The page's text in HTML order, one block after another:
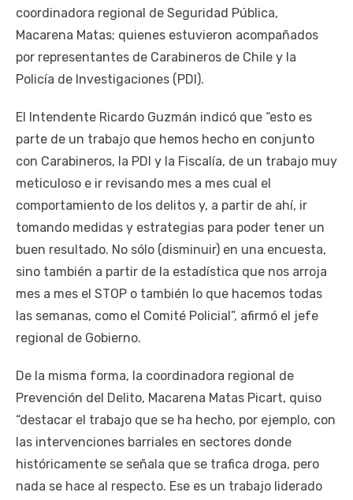
coordinadora regional de Seguridad Pública,
Macarena Matas; quienes estuvieron acompañados
por representantes de Carabineros de Chile y la
Policía de Investigaciones (PDI).
El Intendente Ricardo Guzmán indicó que “esto es
parte de un trabajo que hemos hecho en conjunto
con Carabineros, la PDI y la Fiscalía, de un trabajo muy
meticuloso e ir revisando mes a mes cual el
comportamiento de los delitos y, a partir de ahí, ir
tomando medidas y estrategias para poder tener un
buen resultado. No sólo (disminuir) en una encuesta,
sino también a partir de la estadística que nos arroja
mes a mes el STOP o también lo que hacemos todas
las semanas, como el Comité Policial”, afirmó el jefe
regional de Gobierno.
De la misma forma, la coordinadora regional de
Prevención del Delito, Macarena Matas Picart, quiso
“destacar el trabajo que se ha hecho, por ejemplo, con
las intervenciones barriales en sectores donde
históricamente se señala que se trafica droga, pero
nada se hace al respecto. Ese es un trabajo liderado